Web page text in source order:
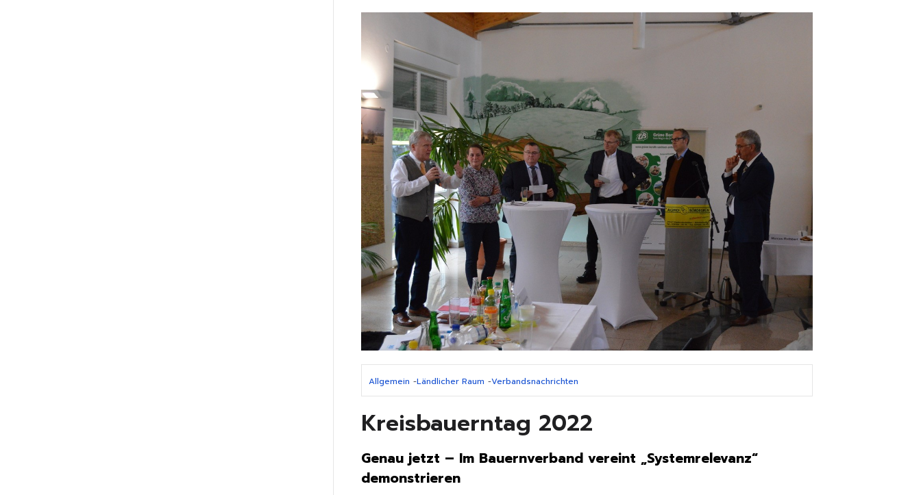
Allgemein -Ländlicher Raum -Verbandsnachrichten
Kreisbauerntag 2022
Genau jetzt – Im Bauernverband vereint „Systemrelevanz“
demonstrieren